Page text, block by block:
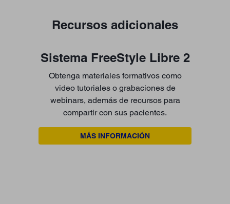
Recursos adicionales
Sistema FreeStyle Libre 2
Obtenga materiales formativos como
video tutoriales o grabaciones de
webinars, además de recursos para
compartir con sus pacientes.
MÁS INFORMACIÓN